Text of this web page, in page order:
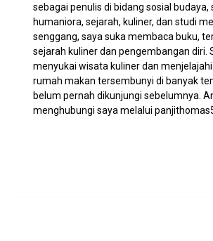
sebagai penulis di bidang sosial budaya,
humaniora, sejarah, kuliner, dan studi
senggang, saya suka membaca buku,
sejarah kuliner dan pengembangan diri.
menyukai wisata kuliner dan
rumah makan tersembunyi di banyak
belum pernah dikunjungi sebelumnya.
menghubungi saya melalui